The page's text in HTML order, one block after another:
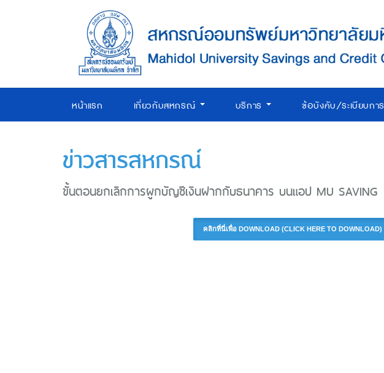
หน้าแรก เกี่ยวกับสหกรณ์ บริการ ข้อบังคับ/ระเบียบการ
ข่าวสารสหกรณ์
ขั้นตอนยกเลิกการผูกบัญชีเงินฝากกับธนาคาร บนแอป MU SAVING
คลิกที่นี่เพื่อ DOWNLOAD (CLICK HERE TO DOWNLOAD)